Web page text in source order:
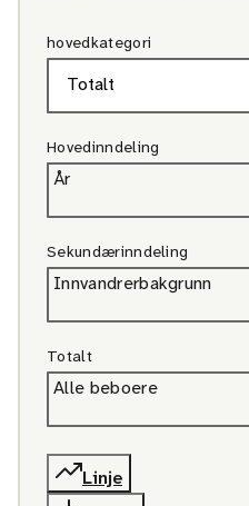
hovedkategori
Hovedinndeling
År
Sekundærinndeling
Innvandrerbakgrunn
Totalt
Alle beboere
Linje